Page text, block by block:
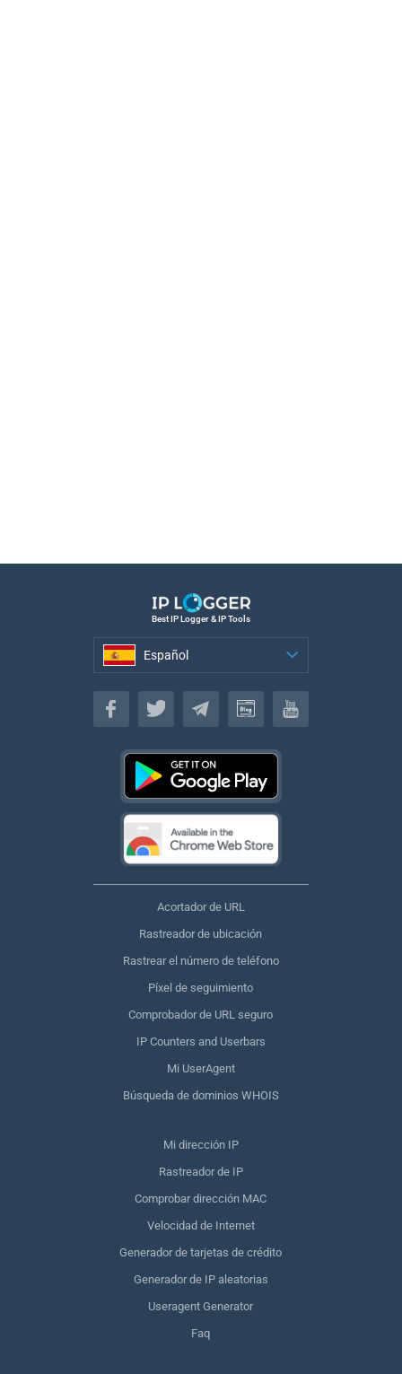
Best IP Logger & IP Tools
Español
Español
Acortador de URL
Rastreador de ubicación
Rastrear el número de teléfono
Píxel de seguimiento
Comprobador de URL seguro
IP Counters and Userbars
Mi UserAgent
Búsqueda de dominios WHOIS
Mi dirección IP
Rastreador de IP
Comprobar dirección MAC
Velocidad de Internet
Generador de tarjetas de crédito
Generador de IP aleatorias
Useragent Generator
Faq